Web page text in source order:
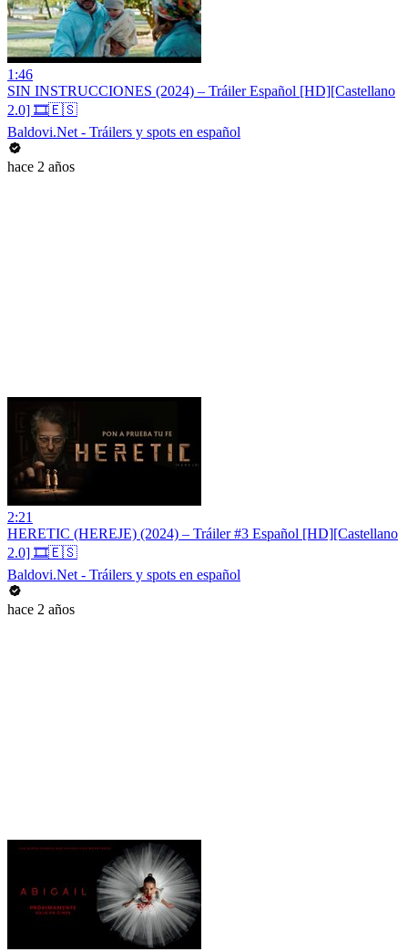
1:46
SIN INSTRUCCIONES (2024) – Tráiler Español [HD][Castellano
2.0] 🎞️🇪🇸
Baldovi.Net - Tráilers y spots en español
hace 2 años
2:21
HERETIC (HEREJE) (2024) – Tráiler #3 Español [HD][Castellano
2.0] 🎞️🇪🇸
Baldovi.Net - Tráilers y spots en español
hace 2 años